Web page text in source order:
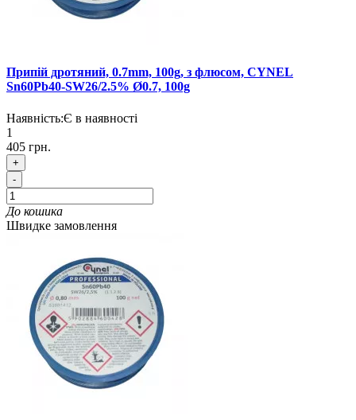
Припій дротяний, 0.7mm, 100g, з флюсом, CYNEL
Sn60Pb40-SW26/2.5% Ø0.7, 100g
Наявність:Є в наявності
1
405 грн.
+
-
До кошика
Швидке замовлення